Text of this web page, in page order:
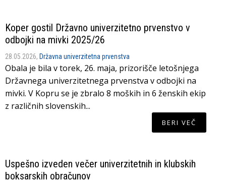
Koper gostil Državno univerzitetno prvenstvo v
odbojki na mivki 2025/26
28.05.2026, Državna univerzitetna prvenstva
Obala je bila v torek, 26. maja, prizorišče letošnjega
Državnega univerzitetnega prvenstva v odbojki na
mivki. V Kopru se je zbralo 8 moških in 6 ženskih ekip
z različnih slovenskih...
BERI VEČ
Uspešno izveden večer univerzitetnih in klubskih
boksarskih obračunov